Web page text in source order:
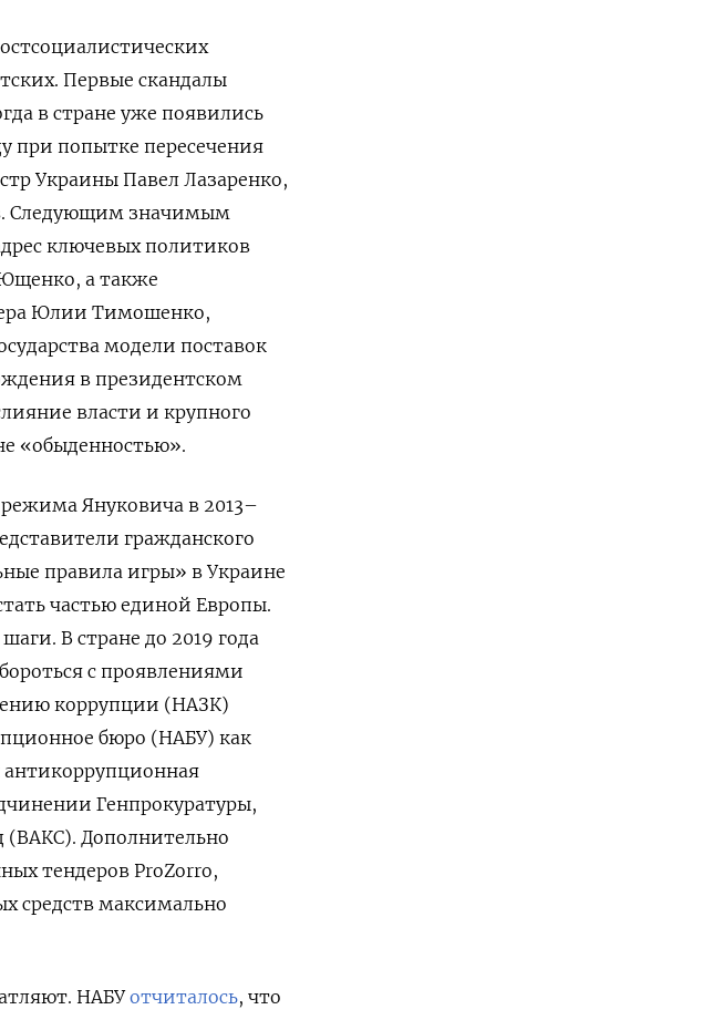
Первые скандалы
в стране уже появились
при попытке пересечения
Украины Павел Лазаренко,
Следующим значимым
ключевых политиков
а также
Юлии Тимошенко,
модели поставок
в президентском
власти и крупного
«обыденностью».
Януковича в 2013–
гражданского
правила игры» в Украине
частью единой Европы.
В стране до 2019 года
с проявлениями
коррупции (НАЗК)
бюро (НАБУ) как
антикоррупционная
Генпрокуратуры,
Дополнительно
тендеров ProZorro,
средств максимально
НАБУ отчиталось, что